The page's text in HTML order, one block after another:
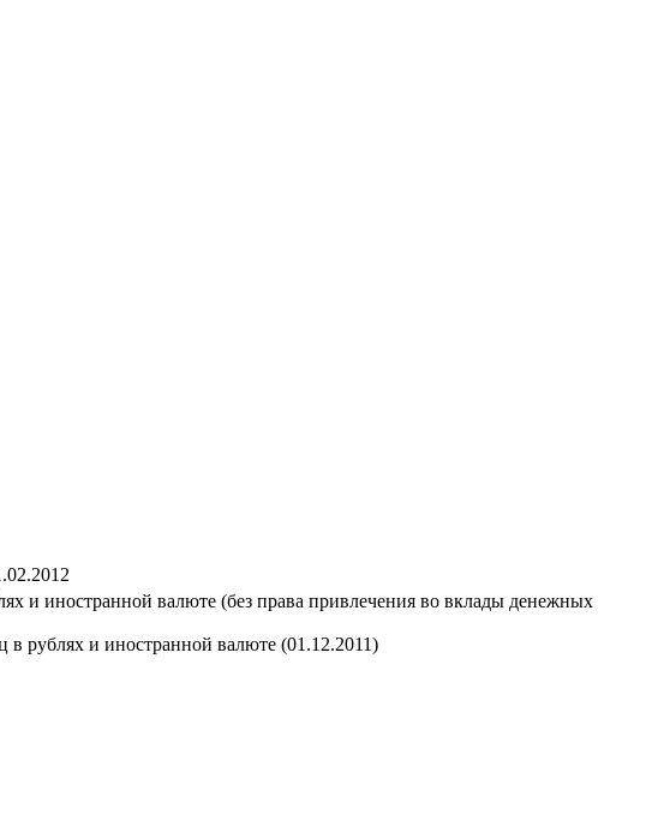
и иностранной валюте (без права привлечения во вклады денежных
рублях и иностранной валюте (01.12.2011)